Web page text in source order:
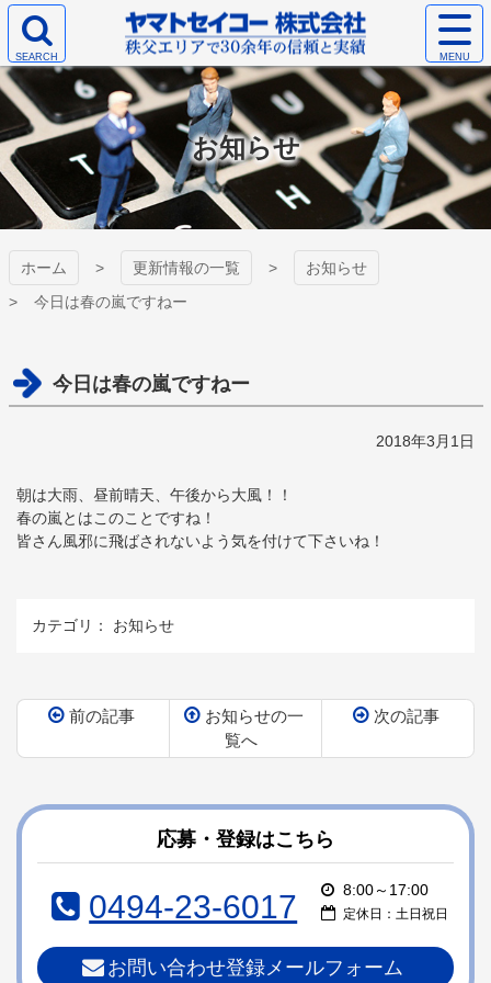
コ
テ
ン
ツ
本
文
へ
ス
お知らせ
ホーム 更新情報の一覧
お知らせ
今日は春の嵐ですねー
今日は春の嵐ですねー
2018年3月1日
朝は大雨、昼前晴天、午後から大風！！
春の嵐とはこのことですね！
皆さん風邪に飛ばされないよう気を付けて下さいね！
カテゴリ： お知らせ
前の記事
お知らせの一
覧へ
次の記事
テ
ン
ジ
の
応募・登録はこちら
0494-23-6017 8:00～17:00
定休日：土日祝日
お問い合わせ登録メールフォーム
ヤマトセイコー
株式会社
検
エ
リ
ア
を
開
く
サ
イ
ト
メ
ニ
ュ
ー
を
開
く